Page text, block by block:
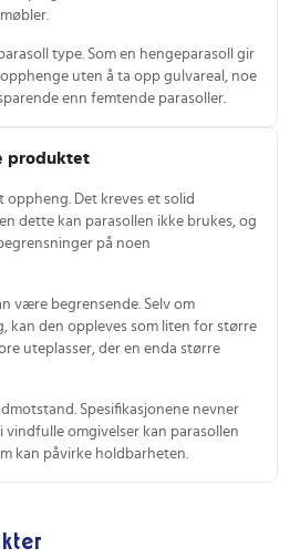
type. Som en hengeparasoll gir
uten å ta opp gulvareal, noe
enn femtende parasoller.
produktet
Det kreves et solid
dette kan parasollen ikke brukes, og
på noen
være begrensende. Selv om
kan den oppleves som liten for større
uteplasser, der en enda større
Spesifikasjonene nevner
vindfulle omgivelser kan parasollen
kan påvirke holdbarheten.